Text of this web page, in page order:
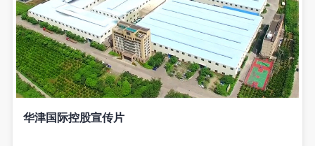
华津国际控股宣传片